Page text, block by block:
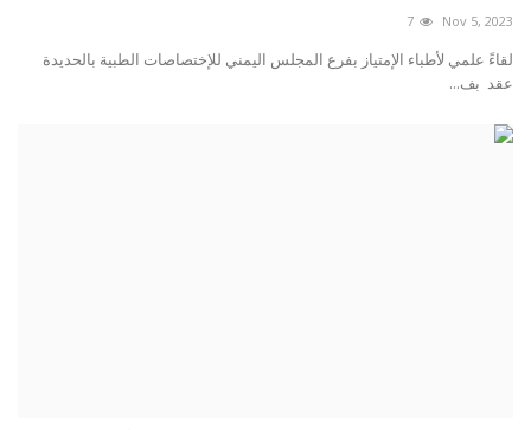
Nov 5, 2023
7
لقاءً علمي لأطباء الإمتياز بفرع المجلس اليمني للإختصاصات الطبية بالحديدة
عقد بف...